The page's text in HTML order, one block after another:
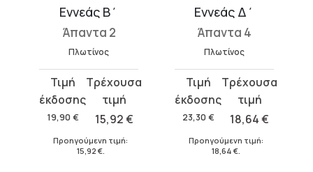
Εννεάς Β΄
Άπαντα 2
Πλωτίνος
19,90 €
Original
price
was:
15,92€
τρέχουσα
τιμή
15,92 €.
Προηγούμενη τιμή:
15,92 €.
Εννεάς Δ΄
Άπαντα 4
Πλωτίνος
23,30 €
Original
price
was:
18,64€
τρέχουσα
τιμή
18,64 €.
Προηγούμενη τιμή:
18,64 €